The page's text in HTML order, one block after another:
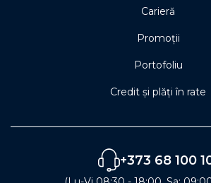
Carieră
Promoții
Portofoliu
Credit și plăți în rate
+373 68 100